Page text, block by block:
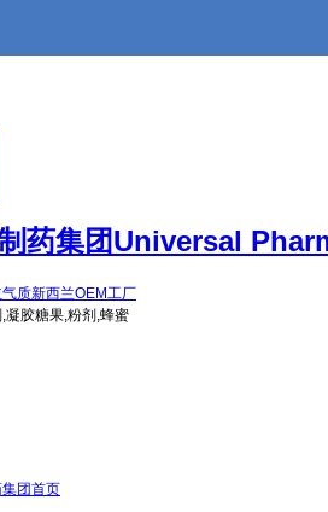
药集团Universal
气质新西兰OEM工厂
凝胶糖果,粉剂,蜂蜜
团首页